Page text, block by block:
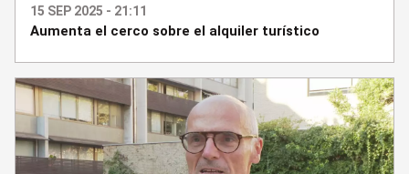
15 SEP 2025 - 21:11
Aumenta el cerco sobre el alquiler turístico